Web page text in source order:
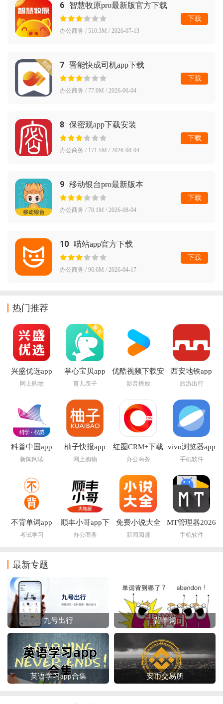
6 智慧牧原pro最新版官方下载
办公商务 / 510.3M / 2026-07-13
下载
7 晋能快成司机app下载
办公商务 / 77.0M / 2026-06-04
下载
8 保密观app下载安装
办公商务 / 171.5M / 2026-08-04
下载
9 移动银台pro最新版本
办公商务 / 78.1M / 2026-08-04
下载
10 喵站app官方下载
办公商务 / 96.6M / 2026-04-17
下载
热门推荐
兴盛优选app
网上购物
掌心宝贝app
育儿亲子
优酷视频下载安
装官方免费下载
影音播放
西安地铁app
旅游出行
科普中国app
新闻阅读
柚子快报app
网上购物
红圈CRM+下载
app
办公商务
vivo浏览器app
手机软件
不背单词app
考试学习
顺丰小哥app下
载
办公商务
免费小说大全
app下载
新闻阅读
MT管理器2026
官方最新版本
手机软件
最新专题
九号出行 背单词
英语学习app合集 安币交易所